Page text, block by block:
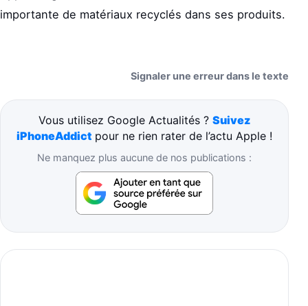
importante de matériaux recyclés dans ses produits.
Signaler une erreur dans le texte
Vous utilisez Google Actualités ? Suivez
iPhoneAddict pour ne rien rater de l’actu Apple !
Ne manquez plus aucune de nos publications :